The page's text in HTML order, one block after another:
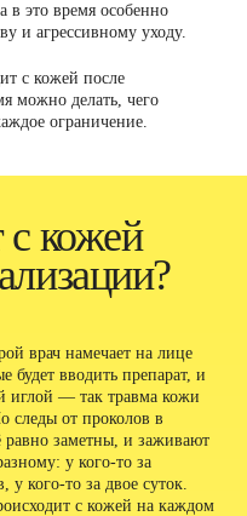
в это время особенно
и агрессивному уходу.
с кожей после
можно делать, чего
ограничение.
с кожей
врач намечает на лице
будет вводить препарат, и
иглой — так травма кожи
следы от проколов в
равно заметны, и заживают
у кого-то за
у кого-то за двое суток.
с кожей на каждом